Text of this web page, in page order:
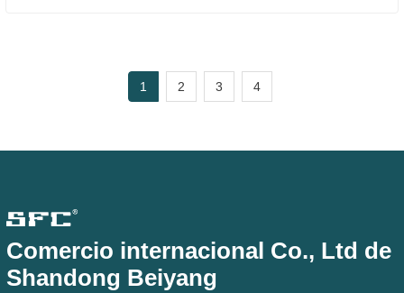
1 2 3 4
Comercio internacional Co., Ltd de
Shandong Beiyang